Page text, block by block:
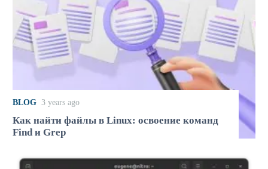
BLOG 3 years ago
Как найти файлы в Linux: освоение команд
Find и Grep